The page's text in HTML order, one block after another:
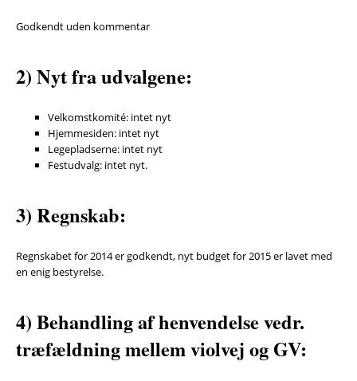
Godkendt uden kommentar
2) Nyt fra udvalgene:
Velkomstkomité: intet nyt
Hjemmesiden: intet nyt
Legepladserne: intet nyt
Festudvalg: intet nyt.
3) Regnskab:
Regnskabet for 2014 er godkendt, nyt budget for 2015 er lavet med
en enig bestyrelse.
4) Behandling af henvendelse vedr.
træfældning mellem violvej og GV: